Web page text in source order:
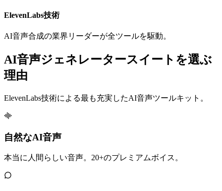
ElevenLabs技術
AI音声合成の業界リーダーが全ツールを駆動。
AI音声ジェネレータースイートを選ぶ
理由
ElevenLabs技術による最も充実したAI音声ツールキット。
自然なAI音声
本当に人間らしい音声。20+のプレミアムボイス。